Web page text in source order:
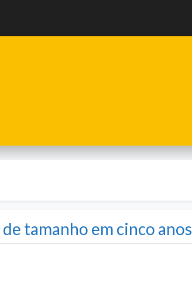
tamanho em cinco anos